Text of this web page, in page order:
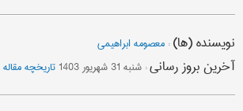
نویسنده (ها): معصومه ابراهیمی
آخرین بروز رسانی: شنبه 31 شهریور 1403 تاریخچه مقاله